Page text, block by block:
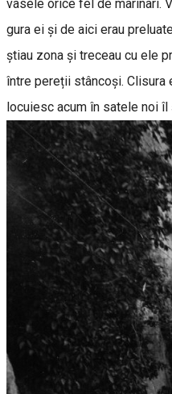
vasele orice fel de marinari.
gura ei și de aici erau
știau zona și treceau cu ele
între pereții stâncoși. Clisura
locuiesc acum în satele noi